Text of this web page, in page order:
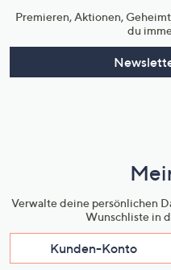
Premieren, Aktionen,
du
Verwalte deine persönlichen
Wunschliste in
Kunden-Konto